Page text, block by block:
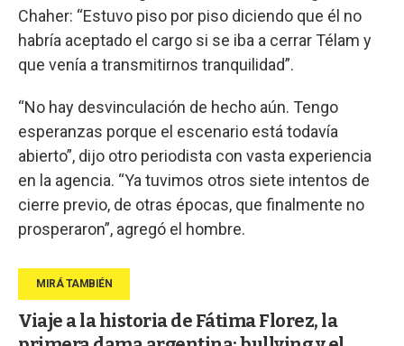
Chaher: “Estuvo piso por piso diciendo que él no
habría aceptado el cargo si se iba a cerrar Télam y
que venía a transmitirnos tranquilidad”.
“No hay desvinculación de hecho aún. Tengo
esperanzas porque el escenario está todavía
abierto”, dijo otro periodista con vasta experiencia
en la agencia. “Ya tuvimos otros siete intentos de
cierre previo, de otras épocas, que finalmente no
prosperaron”, agregó el hombre.
Viaje a la historia de Fátima Florez, la